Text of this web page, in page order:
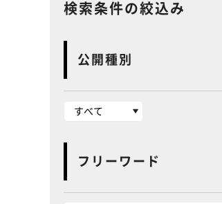
検索条件の絞込み
公開種別
フリーワード